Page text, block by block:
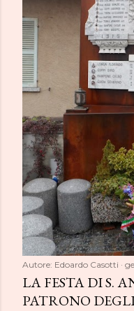
Autore: Edoardo Casotti
LA FESTA DI S.
PATRONO